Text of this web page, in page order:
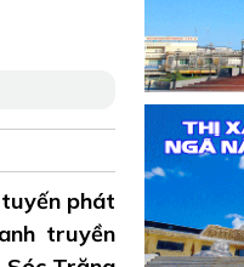
phát
truyền